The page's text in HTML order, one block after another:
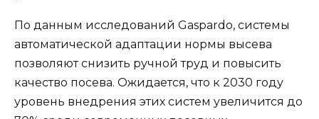
По данным исследований Gaspardo, системы
автоматической адаптации нормы высева
позволяют снизить ручной труд и повысить
качество посева. Ожидается, что к 2030 году
уровень внедрения этих систем увеличится до